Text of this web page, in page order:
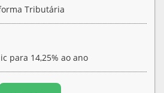
Tributária
para 14,25% ao ano